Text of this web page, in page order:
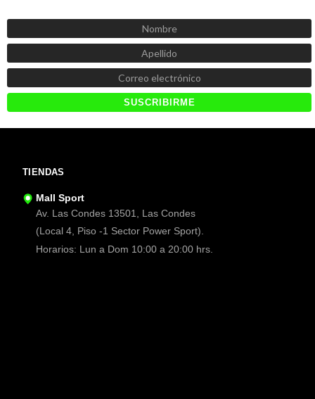
TIENDAS
Mall Sport
Av. Las Condes 13501, Las Condes
(Local 4, Piso -1 Sector Power Sport).
Horarios: Lun a Dom 10:00 a 20:00 hrs.